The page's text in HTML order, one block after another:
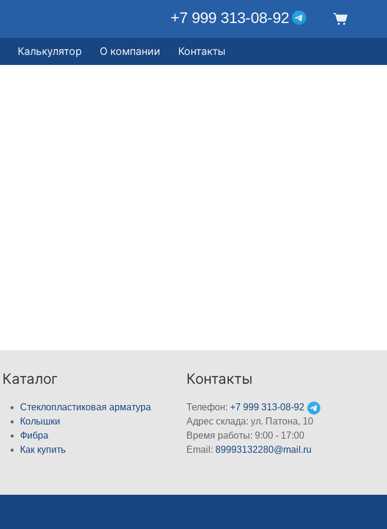
+7 999 313-08-92
Калькулятор О компании Контакты
Каталог
Стеклопластиковая арматура
Колышки
Фибра
Как купить
Контакты
Телефон:+7 999 313-08-92
Адрес склада: ул. Патона, 10
Время работы: 9:00 - 17:00
Email:89993132280@mail.ru